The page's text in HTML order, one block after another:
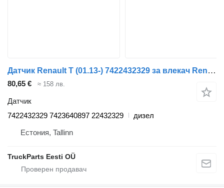
Датчик Renault T (01.13-) 7422432329 за влекач Renault T (2013-)
80,65 € ≈ 158 лв.
Датчик
7422432329 7423640897 22432329
дизел
Естония, Tallinn
TruckParts Eesti OÜ